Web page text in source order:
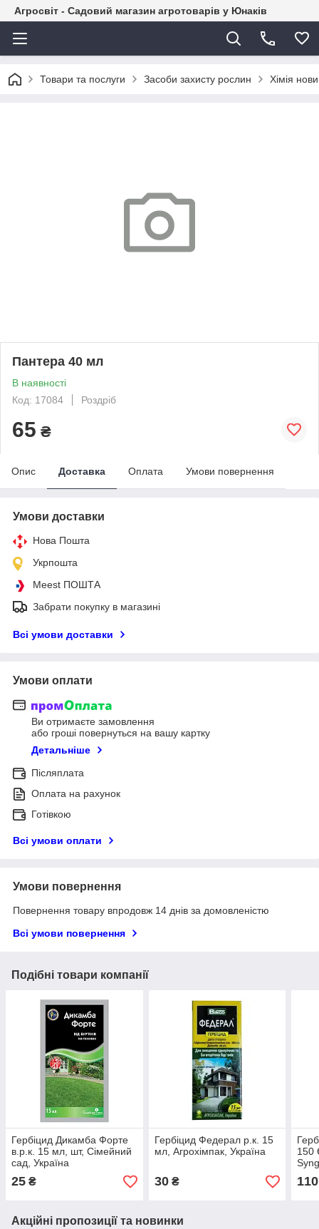
Агросвіт - Садовий магазин агротоварів у Юнаків
Товари та послуги Засоби захисту рослин Хімія
Пантера 40 мл
В наявності
Код: 17084
Роздріб
65 ₴
Опис Доставка Оплата Умови повернення
Умови доставки
Нова Пошта
Укрпошта
Meest ПОШТА
Забрати покупку в магазині
Всі умови доставки
Умови оплати
Ви отримаєте замовлення
або гроші повернуться на вашу картку
Детальніше
Післяплата
Оплата на рахунок
Готівкою
Всі умови оплати
Умови повернення
Повернення товару впродовж 14 днів за домовленістю
Всі умови повернення
Подібні товари компанії
Гербіцид Дикамба Форте
в.р.к. 15 мл, шт, Сімейний
сад, Україна
25 ₴
Гербіцид Федерал р.к. 15
мл, Агрохімпак, Україна
30₴
150
110
Акційні пропозиції та новинки